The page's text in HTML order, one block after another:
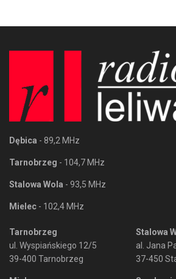
Dębica - 89,2 MHz
Tarnobrzeg - 104,7 MHz
Stalowa Wola - 93,5 MHz
Mielec - 102,4 MHz
Tarnobrzeg
ul. Wyspiańskiego 12/5
39-400 Tarnobrzeg
Stalowa
al. Jana
37-450